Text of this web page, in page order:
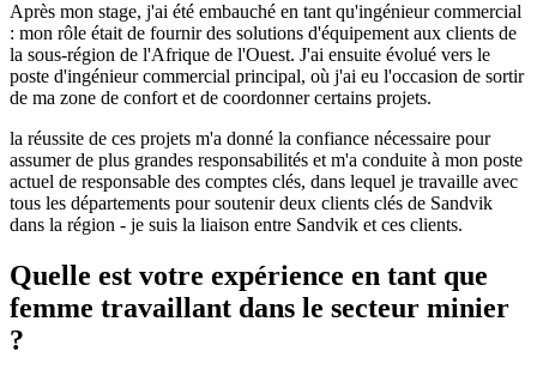
Après mon stage, j'ai été embauché en tant qu'ingénieur commercial
: mon rôle était de fournir des solutions d'équipement aux clients de
la sous-région de l'Afrique de l'Ouest. J'ai ensuite évolué vers le
poste d'ingénieur commercial principal, où j'ai eu l'occasion de sortir
de ma zone de confort et de coordonner certains projets.
la réussite de ces projets m'a donné la confiance nécessaire pour
assumer de plus grandes responsabilités et m'a conduite à mon poste
actuel de responsable des comptes clés, dans lequel je travaille avec
tous les départements pour soutenir deux clients clés de Sandvik
dans la région - je suis la liaison entre Sandvik et ces clients.
Quelle est votre expérience en tant que
femme travaillant dans le secteur minier
?